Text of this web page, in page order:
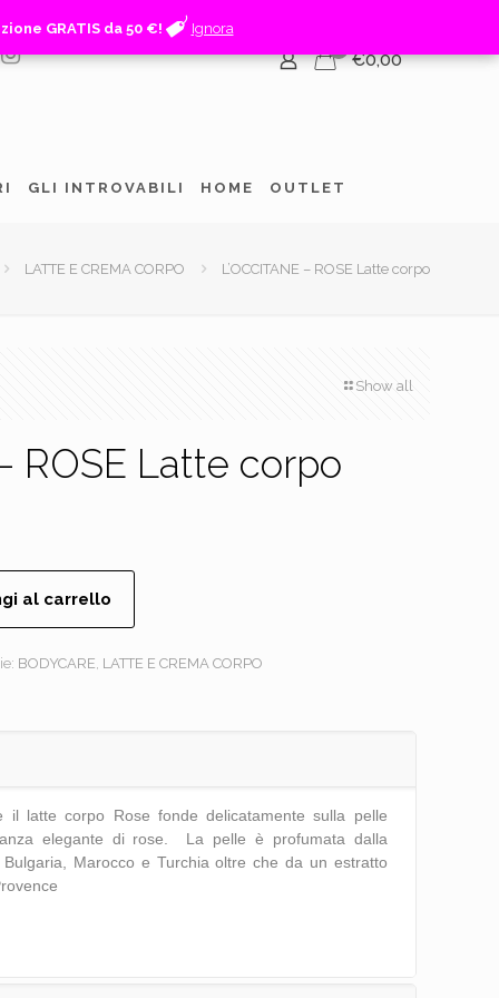
GLI INTROVABILI HOME OUTLET
€0,00
LATTE E CREMA CORPO L’OCCITANE – ROSE Latte corpo
Show all
ROSE Latte corpo
al carrello
BODYCARE, LATTE E CREMA CORPO
il latte corpo Rose fonde delicatamente sulla pelle
elegante di rose. La pelle è profumata dalla
Marocco e Turchia oltre che da un estratto
GRATIS da 50 €! Ignora
GRATIS da 50 €! Ignora